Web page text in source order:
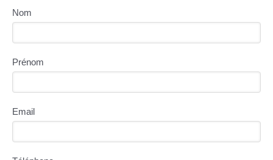
Nom
Prénom
Email